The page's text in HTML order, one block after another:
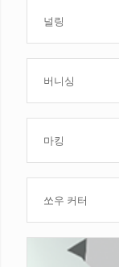
널링
버니싱
마킹
쏘우 커터